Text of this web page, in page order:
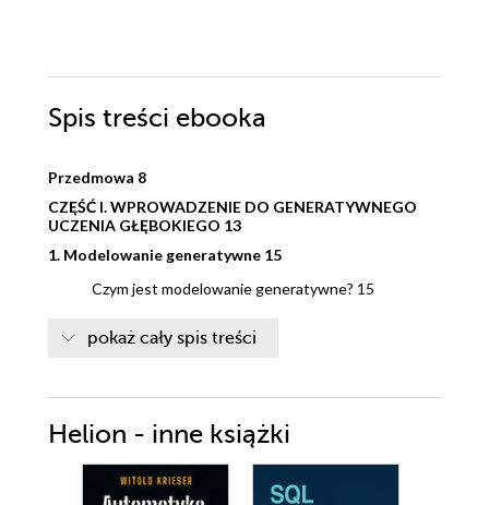
Spis treści ebooka
Przedmowa 8
CZĘŚĆ I. WPROWADZENIE DO GENERATYWNEGO
UCZENIA GŁĘBOKIEGO 13
1. Modelowanie generatywne 15
Czym jest modelowanie generatywne? 15
dyskryminatywne 16
Powstanie modelowania
generatywnego 19
Framework modelowania
generatywnego 21
pokaż cały spis treści
Helion - inne książki